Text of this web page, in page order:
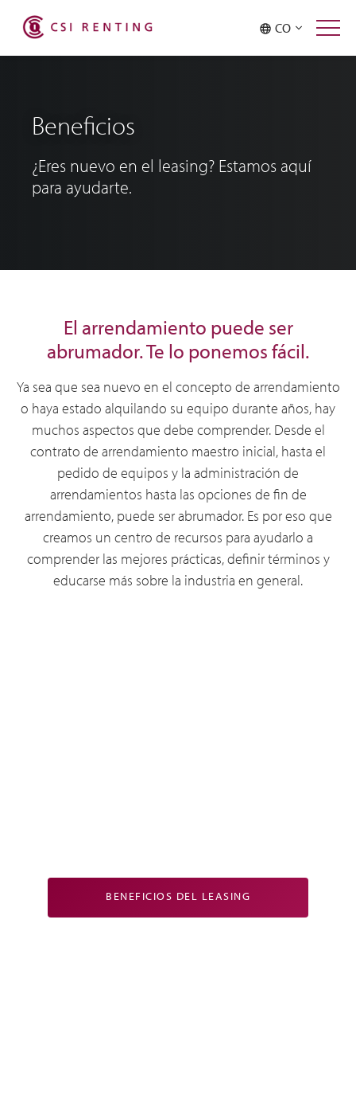
CO
Beneficios
¿Eres nuevo en el leasing? Estamos aquí
para ayudarte.
El arrendamiento puede ser
abrumador. Te lo ponemos fácil.
Ya sea que sea nuevo en el concepto de arrendamiento
o haya estado alquilando su equipo durante años, hay
muchos aspectos que debe comprender. Desde el
contrato de arrendamiento maestro inicial, hasta el
pedido de equipos y la administración de
arrendamientos hasta las opciones de fin de
arrendamiento, puede ser abrumador. Es por eso que
creamos un centro de recursos para ayudarlo a
comprender las mejores prácticas, definir términos y
educarse más sobre la industria en general.
BENEFICIOS DEL LEASING